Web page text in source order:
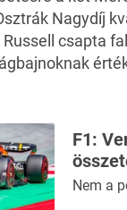
Nagydíj
Russell csapta
F1:
Nem a